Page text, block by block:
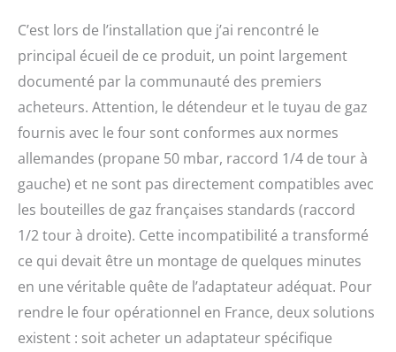
C’est lors de l’installation que j’ai rencontré le
principal écueil de ce produit, un point largement
documenté par la communauté des premiers
acheteurs. Attention, le détendeur et le tuyau de gaz
fournis avec le four sont conformes aux normes
allemandes (propane 50 mbar, raccord 1/4 de tour à
gauche) et ne sont pas directement compatibles avec
les bouteilles de gaz françaises standards (raccord
1/2 tour à droite). Cette incompatibilité a transformé
ce qui devait être un montage de quelques minutes
en une véritable quête de l’adaptateur adéquat. Pour
rendre le four opérationnel en France, deux solutions
existent : soit acheter un adaptateur spécifique